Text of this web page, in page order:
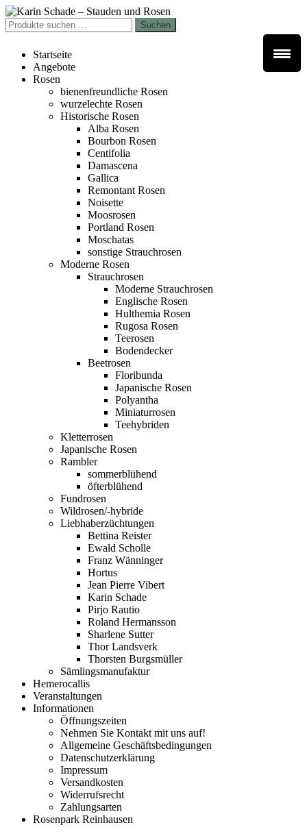
Zur
Navigation
springen
Zum
Inhalt
springen
Suchen
nach:
Suchen
Startseite
Angebote
Rosen
bienenfreundliche Rosen
wurzelechte Rosen
Historische Rosen
Alba Rosen
Bourbon Rosen
Centifolia
Damascena
Gallica
Remontant Rosen
Noisette
Moosrosen
Portland Rosen
Moschatas
sonstige Strauchrosen
Moderne Rosen
Strauchrosen
Moderne Strauchrosen
Englische Rosen
Hulthemia Rosen
Rugosa Rosen
Teerosen
Bodendecker
Beetrosen
Floribunda
Japanische Rosen
Polyantha
Miniaturrosen
Teehybriden
Kletterrosen
Japanische Rosen
Rambler
sommerblühend
öfterblühend
Fundrosen
Wildrosen/-hybride
Liebhaberzüchtungen
Bettina Reister
Ewald Scholle
Franz Wänninger
Hortus
Jean Pierre Vibert
Karin Schade
Pirjo Rautio
Roland Hermansson
Sharlene Sutter
Thor Landsverk
Thorsten Burgsmüller
Sämlingsmanufaktur
Hemerocallis
Veranstaltungen
Informationen
Öffnungszeiten
Nehmen Sie Kontakt mit uns auf!
Allgemeine Geschäftsbedingungen
Datenschutzerklärung
Impressum
Versandkosten
Widerrufsrecht
Zahlungsarten
Rosenpark Reinhausen